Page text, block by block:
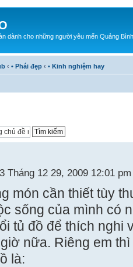
dành cho những người yêu mến Quảng Bình
‹ • Phái đẹp ‹ • Kinh nghiệm hay
Tháng 12 29, 2009 12:01 pm
món cần thiết tùy
sống của mình có
tủ đồ để thích nghi
nữa. Riêng em
là: